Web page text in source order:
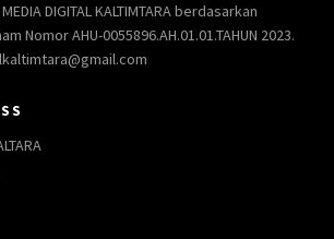
DIGITAL KALTIMTARA berdasarkan
Nomor AHU-0055896.AH.01.01.TAHUN 2023.